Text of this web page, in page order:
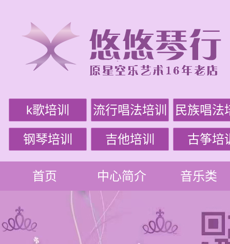
k歌培训 流行唱法培训 民族唱法
钢琴培训 吉他培训 古筝培
首页 中心简介 音乐类